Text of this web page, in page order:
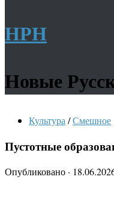
НРН
Новые
Культура /Смешное
Пустотные
Опубликовано ·